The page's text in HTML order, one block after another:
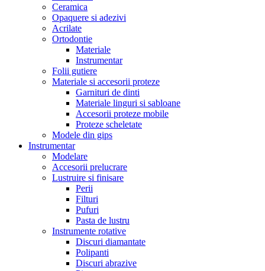
Ceramica
Opaquere si adezivi
Acrilate
Ortodontie
Materiale
Instrumentar
Folii gutiere
Materiale si accesorii proteze
Garnituri de dinti
Materiale linguri si sabloane
Accesorii proteze mobile
Proteze scheletate
Modele din gips
Instrumentar
Modelare
Accesorii prelucrare
Lustruire si finisare
Perii
Filturi
Pufuri
Pasta de lustru
Instrumente rotative
Discuri diamantate
Polipanti
Discuri abrazive